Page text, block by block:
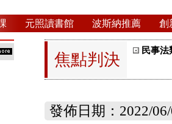
元照讀書館 波斯納推薦 創
焦點判決 民事法
發佈日期：2022/